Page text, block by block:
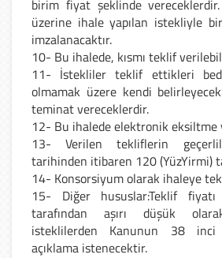
birim fiyat şeklinde
üzerine ihale yapılan istekliyle
imzalanacaktır.
10- Bu ihalede, kısmı teklif
11- İstekliler teklif ettikleri
olmamak üzere kendi
teminat vereceklerdir.
12- Bu ihalede elektronik eksiltme
13- Verilen tekliflerin
tarihinden itibaren 120 (YüzYirmi)
14- Konsorsiyum olarak ihaleye
15- Diğer hususlar:Teklif
tarafından aşırı düşük
isteklilerden Kanunun 38 inci
açıklama istenecektir.